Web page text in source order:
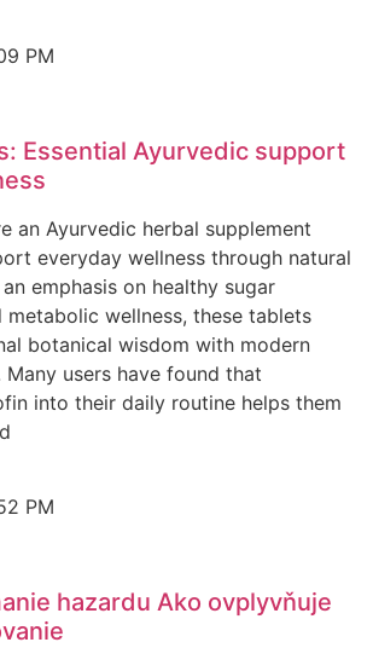
PM
Essential Ayurvedic support
an Ayurvedic herbal supplement
everyday wellness through natural
emphasis on healthy sugar
metabolic wellness, these tablets
botanical wisdom with modern
Many users have found that
into their daily routine helps them
PM
hazardu Ako ovplyvňuje